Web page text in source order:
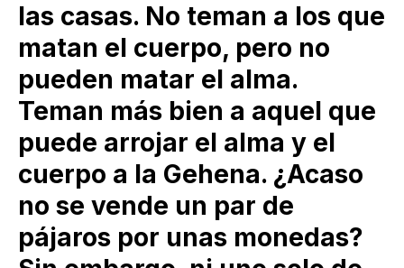
las casas. No teman a los que
matan el cuerpo, pero no
pueden matar el alma.
Teman más bien a aquel que
puede arrojar el alma y el
cuerpo a la Gehena. ¿Acaso
no se vende un par de
pájaros por unas monedas?